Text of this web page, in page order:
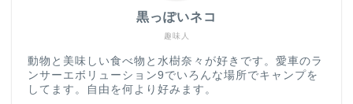
趣味人
黒っぽいネコ
動物と美味しい食べ物と水樹奈々が好きです。愛車のラ
ンサーエボリューション9でいろんな場所でキャンプを
してます。自由を何より好みます。